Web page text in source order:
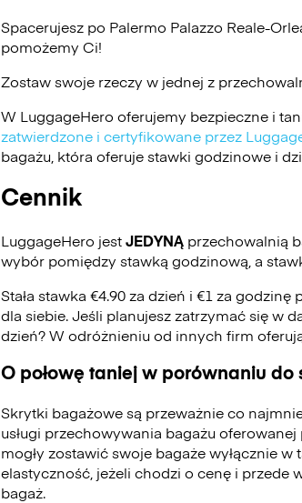
Spacerujesz po Palermo Palazzo Reale-
pomożemy Ci!
Zostaw swoje rzeczy w jednej z
W LuggageHero oferujemy bezpieczne i
zatwierdzone i certyfikowane przez
bagażu, która oferuje stawki godzinowe i
Cennik
LuggageHero jestJEDYNĄ przechowalnią
wybór pomiędzy stawką godzinową, a
Stała stawka €4.90 za dzień i €1 za
dla siebie. Jeśli planujesz zatrzymać się w
dzień? W odróżnieniu od innych firm
O połowę taniej w porównaniu
Skrytki bagażowe są przeważnie co
usługi przechowywania bagażu
mogły zostawić swoje bagaże wyłącznie
elastyczność, jeżeli chodzi o cenę i przede
bagaż.